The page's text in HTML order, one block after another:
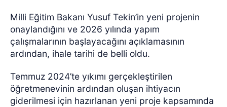
Milli Eğitim Bakanı Yusuf Tekin’in yeni projenin
onaylandığını ve 2026 yılında yapım
çalışmalarının başlayacağını açıklamasının
ardından, ihale tarihi de belli oldu.
Temmuz 2024’te yıkımı gerçekleştirilen
öğretmenevinin ardından oluşan ihtiyacın
giderilmesi için hazırlanan yeni proje kapsamında